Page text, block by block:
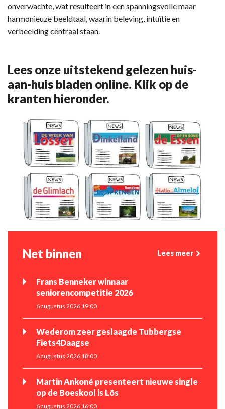
onverwachte, wat resulteert in een spanningsvolle maar
harmonieuze beeldtaal, waarin beleving, intuïtie en
verbeelding centraal staan.
Lees onze uitstekend gelezen huis-
aan-huis bladen online. Klik op de
kranten hieronder.
Net binnen Lees meer
Frans Benneker winnaar
seniorencompetitie 2026
6 augustus 2026 19:00
Wederom zeer geslaagde Tubbergse
Fiets4Daagse
6 augustus 2026 18:00
Martin Ankoné presenteert nieuwe single
op de Boeskool is Lös
6 augustus 2026 16:00